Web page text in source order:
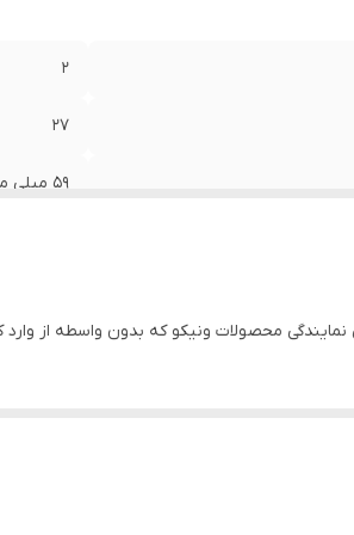
۲
27
۵۹ میلی متر
محصولات ونیکو که بدون واسطه از